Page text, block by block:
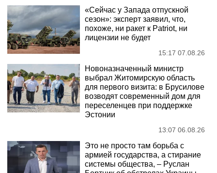
«Сейчас у Запада отпускной
сезон»: эксперт заявил, что,
похоже, ни ракет к Patriot, ни
лицензии не будет
15:17 07.08.26
Новоназначенный министр
выбрал Житомирскую область
для первого визита: в Брусилове
возводят современный дом для
переселенцев при поддержке
Эстонии
13:07 06.08.26
Это не просто там борьба с
армией государства, а стирание
системы общества, – Руслан